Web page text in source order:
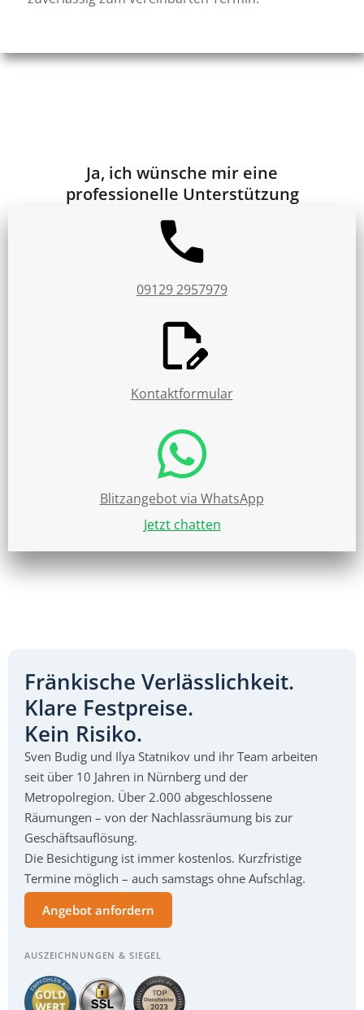
Ja, ich wünsche mir eine
professionelle Unterstützung
09129 2957979
Kontaktformular
Blitzangebot via WhatsApp
Jetzt chatten
Fränkische Verlässlichkeit.
Klare Festpreise.
Kein Risiko.
Sven Budig und Ilya Statnikov und ihr Team arbeiten
seit über 10 Jahren in Nürnberg und der
Metropolregion. Über 2.000 abgeschlossene
Räumungen – von der Nachlassräumung bis zur
Geschäftsauflösung.
Die Besichtigung ist immer kostenlos. Kurzfristige
Termine möglich – auch samstags ohne Aufschlag.
Angebot anfordern
AUSZEICHNUNGEN & SIEGEL